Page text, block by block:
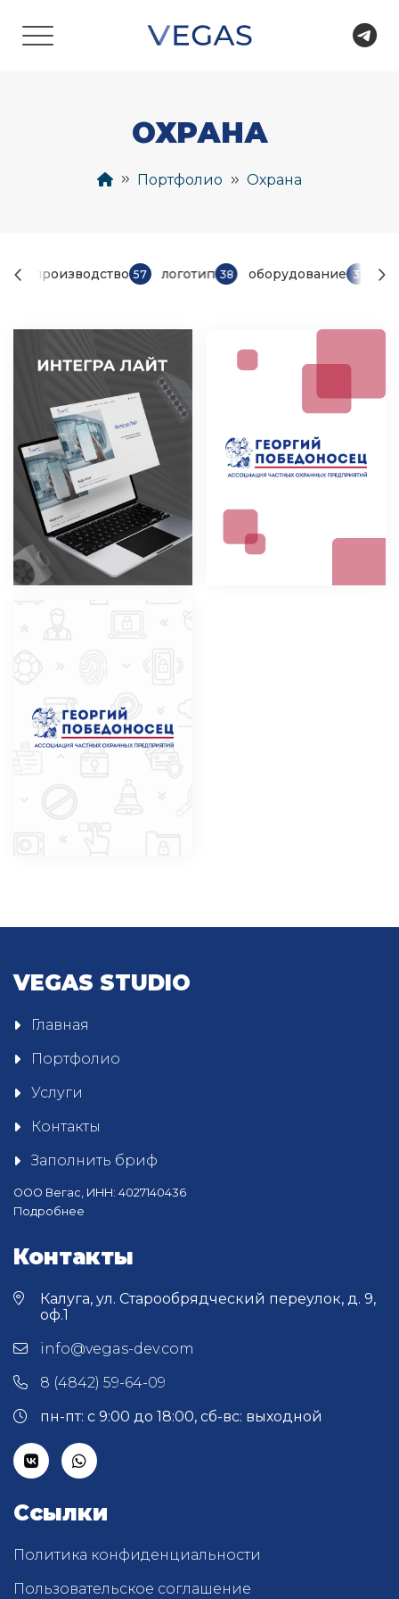
ОХРАНА
Портфолио Охрана
58 производство 57 логотип 38 оборудование 31
VEGAS STUDIO
Главная
Портфолио
Услуги
Контакты
Заполнить бриф
ООО Вегас, ИНН: 4027140436
Подробнее
Контакты
Калуга, ул. Старообрядческий переулок, д. 9,
оф.1
info@vegas-dev.com
8 (4842) 59-64-09
пн-пт: с 9:00 до 18:00, сб-вс: выходной
Ссылки
Политика конфиденциальности
Пользовательское соглашение